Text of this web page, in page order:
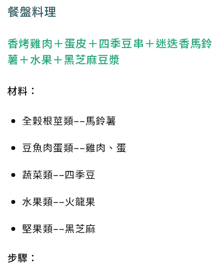
餐盤料理
香烤雞肉＋蛋皮＋四季豆串＋迷迭香馬鈴
薯＋水果＋黑芝麻豆漿
材料：
全榖根莖類––馬鈴薯
豆魚肉蛋類––雞肉、蛋
蔬菜類––四季豆
水果類––火龍果
堅果類––黑芝麻
步驟：